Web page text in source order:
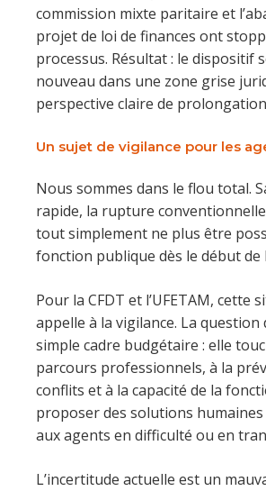
commission mixte paritaire et
projet de loi de finances ont
processus. Résultat : le dispositif
nouveau dans une zone grise
perspective claire de
Un sujet de vigilance pour les
Nous sommes dans le flou total.
rapide, la rupture
tout simplement ne plus être
fonction publique dès le début de
Pour la CFDT et l’UFETAM, cette
appelle à la vigilance. La question
simple cadre budgétaire : elle
parcours professionnels, à la
conflits et à la capacité de la
proposer des solutions humaines
aux agents en difficulté ou en
L’incertitude actuelle est un